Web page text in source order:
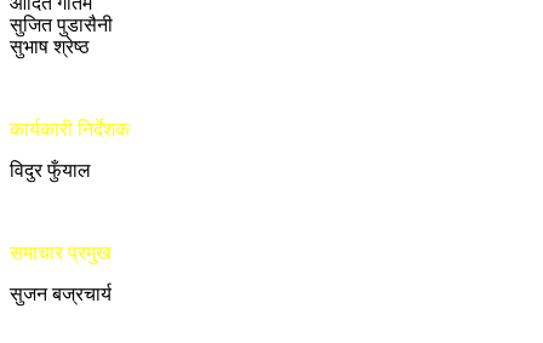
सुजित पुडासैनी
सुभाष श्रेष्ठ
कार्यकारी निर्देशक
विदुर फुँयाल
समाचार प्रमुख
सुजन बज्रचार्य